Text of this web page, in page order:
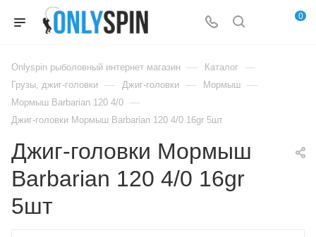
0
Onlyspin рыболовный интернет магазин — Каталог —
Грузы, джиг-головки — Джиг-головки — Мормыш —
Мормыш Barbarian 120 4/0 —
Джиг-головки Мормыш Barbarian 120 4/0 16gr 5шт
Джиг-головки Мормыш
Barbarian 120 4/0 16gr
5шт